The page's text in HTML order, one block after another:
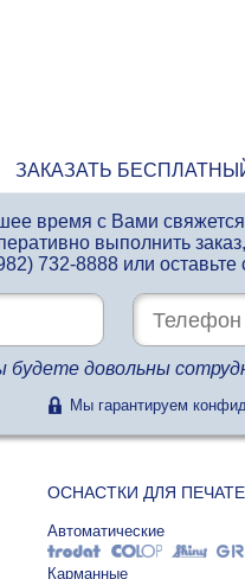
ЗАКАЗАТЬ
время с Вами
выполнить
732-8888или оставьте
будете довольны
Мы гарантируем
ОСНАСТКИ ДЛЯ
Автоматические
Карманные